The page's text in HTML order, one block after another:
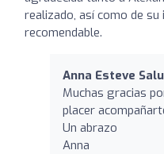
realizado, así como de su
recomendable.
Anna Esteve
Muchas gracias
placer
Un abrazo
Anna